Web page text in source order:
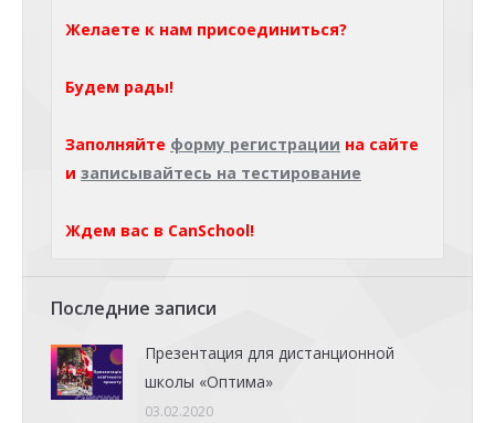
Желаете к нам присоединиться?
Будем рады!
Заполняйте форму регистрации на сайте
и записывайтесь на тестирование
Ждем вас в CanSchool!
Последние записи
Презентация для дистанционной
школы «Оптима»
03.02.2020